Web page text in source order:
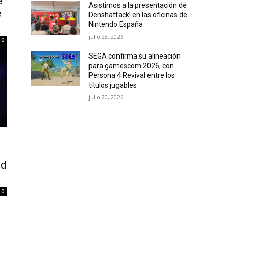
0
0
Asistimos a la presentación de
Denshattack! en las oficinas de
Nintendo España
julio 28, 2026
SEGA confirma su alineación
para gamescom 2026, con
Persona 4 Revival entre los
títulos jugables
julio 20, 2026